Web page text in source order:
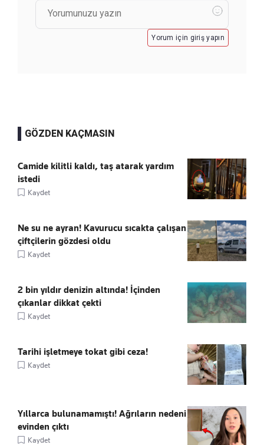
Yorum için giriş yapın
GÖZDEN KAÇMASIN
Camide kilitli kaldı, taş atarak yardım
istedi
Kaydet
Ne su ne ayran! Kavurucu sıcakta çalışan
çiftçilerin gözdesi oldu
Kaydet
2 bin yıldır denizin altında! İçinden
çıkanlar dikkat çekti
Kaydet
Tarihi işletmeye tokat gibi ceza!
Kaydet
Yıllarca bulunamamıştı! Ağrıların nedeni
evinden çıktı
Kaydet